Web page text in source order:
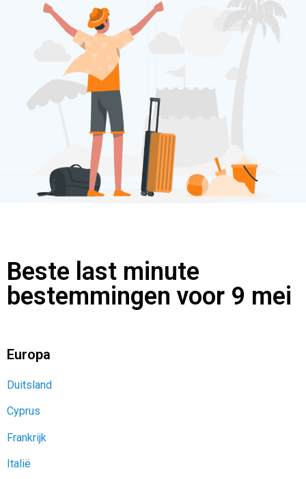
Beste last minute
bestemmingen voor 9 mei
Europa
Duitsland
Frankrijk